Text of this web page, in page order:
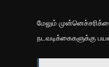
மேலும்
நடவடிக்கைகளுக்கு